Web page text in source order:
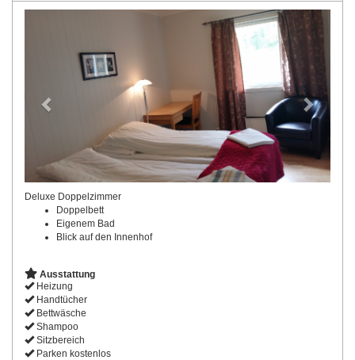
Next
Deluxe Doppelzimmer
Doppelbett
Eigenem Bad
Blick auf den Innenhof
Ausstattung
Heizung
Handtücher
Bettwäsche
Shampoo
Sitzbereich
Parken kostenlos